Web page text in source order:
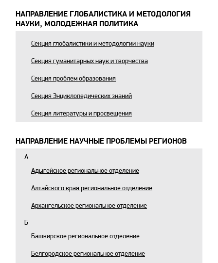
НАПРАВЛЕНИЕ ГЛОБАЛИСТИКА И МЕТОДОЛОГИЯ
НАУКИ, МОЛОДЕЖНАЯ ПОЛИТИКА
Секция глобалистики и методологии науки
Секция гуманитарных наук и творчества
Секция проблем образования
Секция Энциклопедических знаний
Секция литературы и просвещения
НАПРАВЛЕНИЕ НАУЧНЫЕ ПРОБЛЕМЫ РЕГИОНОВ
А
Адыгейское региональное отделение
Алтайского края региональное отделение
Архангельское региональное отделение
Б
Башкирское региональное отделение
Белгородское региональное отделение